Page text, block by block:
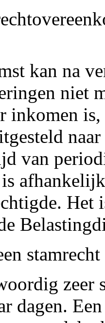
kan na
niet
inkomen
van
Het
zeer
dagen.